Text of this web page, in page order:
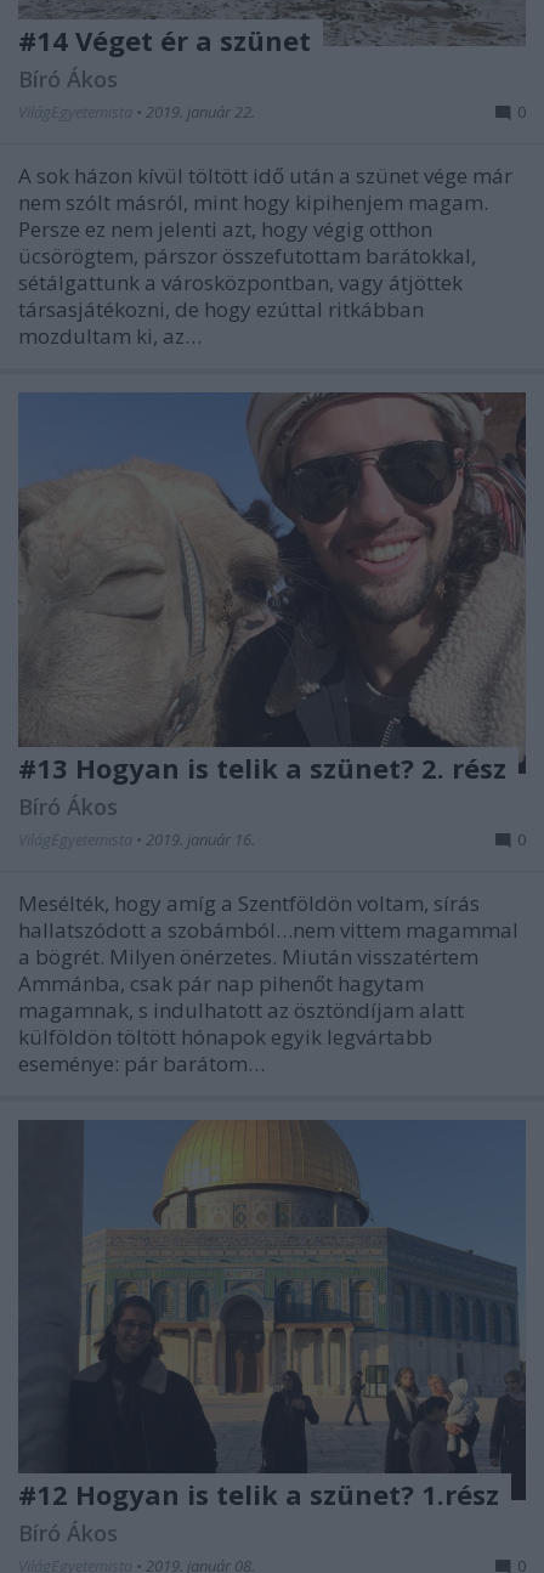
#14 Véget ér a szünet
Bíró Ákos
VilágEgyetemista • 2019. január 22. 0
A sok házon kívül töltött idő után a szünet vége már
nem szólt másról, mint hogy kipihenjem magam.
Persze ez nem jelenti azt, hogy végig otthon
ücsörögtem, párszor összefutottam barátokkal,
sétálgattunk a városközpontban, vagy átjöttek
társasjátékozni, de hogy ezúttal ritkábban
mozdultam ki, az…
#13 Hogyan is telik a szünet? 2. rész
Bíró Ákos
VilágEgyetemista • 2019. január 16. 0
Mesélték, hogy amíg a Szentföldön voltam, sírás
hallatszódott a szobámból…nem vittem magammal
a bögrét. Milyen önérzetes. Miután visszatértem
Ammánba, csak pár nap pihenőt hagytam
magamnak, s indulhatott az ösztöndíjam alatt
külföldön töltött hónapok egyik legvártabb
eseménye: pár barátom…
#12 Hogyan is telik a szünet? 1.rész
Bíró Ákos
VilágEgyetemista • 2019. január 08. 0